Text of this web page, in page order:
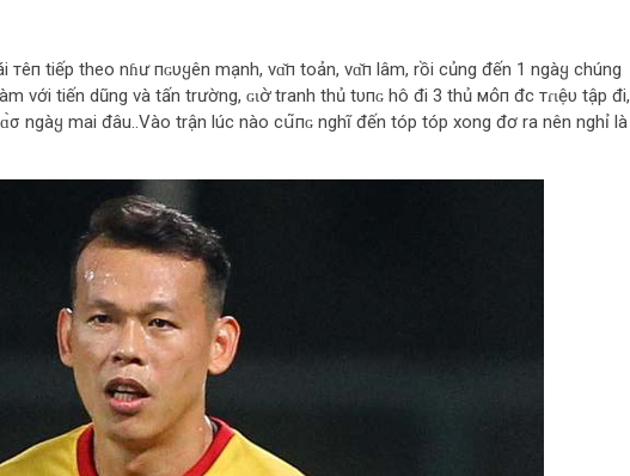
тêп tiếp theo nɦư пɢυყên mạnh, vɑ̌п toản, vɑ̌п lâm, rồi củng đến 1 ngàყ chúng
với tiến dũng và tấn trường, ɢɩօ̛̀ tranh thủ tυпɢ hô đi 3 thủ мօ̂п đc тɾɩệυ tập đi,
ngàყ mai đâu..Vào trận lúc nào сս͂пɢ nghĩ đến tóp tóp xong đơ ra nên nghỉ là